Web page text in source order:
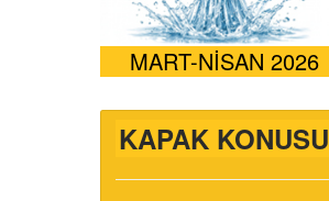
MART-NİSAN 2026
KAPAK KONUSU